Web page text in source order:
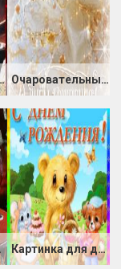
Рождения! Очаровательные картинки с Днём Рождения
Парню Картинка для детей с днём Рождения